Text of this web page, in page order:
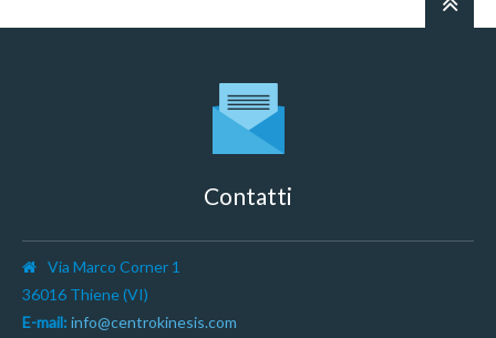
Contatti
Via Marco Corner 1
36016 Thiene (VI)
E-mail: info@centrokinesis.com